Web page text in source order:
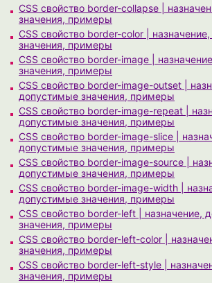
CSS свойство border-collapse |
значения, примеры
CSS свойство border-color |
значения, примеры
CSS свойство border-image |
значения, примеры
CSS свойство border-image-outset |
допустимые значения, примеры
CSS свойство border-image-repeat |
допустимые значения, примеры
CSS свойство border-image-slice |
допустимые значения, примеры
CSS свойство border-image-source |
допустимые значения, примеры
CSS свойство border-image-width |
допустимые значения, примеры
CSS свойство border-left | назначение,
значения, примеры
CSS свойство border-left-color |
значения, примеры
CSS свойство border-left-style |
значения, примеры